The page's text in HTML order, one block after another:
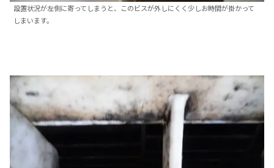
設置状況が左側に寄ってしまうと、このビスが外しにくく少しお時間が掛かって
しまいます。